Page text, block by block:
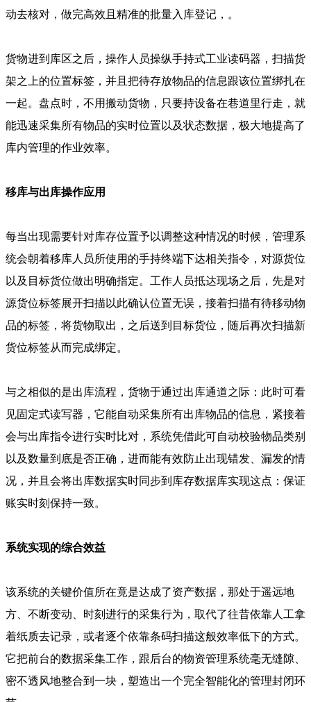
动去核对，做完高效且精准的批量入库登记，。
货物进到库区之后，操作人员操纵手持式工业读码器，扫描货
架之上的位置标签，并且把待存放物品的信息跟该位置绑扎在
一起。盘点时，不用搬动货物，只要持设备在巷道里行走，就
能迅速采集所有物品的实时位置以及状态数据，极大地提高了
库内管理的作业效率。
移库与出库操作应用
每当出现需要针对库存位置予以调整这种情况的时候，管理系
统会朝着移库人员所使用的手持终端下达相关指令，对源货位
以及目标货位做出明确指定。工作人员抵达现场之后，先是对
源货位标签展开扫描以此确认位置无误，接着扫描有待移动物
品的标签，将货物取出，之后送到目标货位，随后再次扫描新
货位标签从而完成绑定。
与之相似的是出库流程，货物于通过出库通道之际：此时可看
见固定式读写器，它能自动采集所有出库物品的信息，紧接着
会与出库指令进行实时比对，系统凭借此可自动校验物品类别
以及数量到底是否正确，进而能有效防止出现错发、漏发的情
况，并且会将出库数据实时同步到库存数据库实现这点：保证
账实时刻保持一致。
系统实现的综合效益
该系统的关键价值所在竟是达成了资产数据，那处于遥远地
方、不断变动、时刻进行的采集行为，取代了往昔依靠人工拿
着纸质去记录，或者逐个依靠条码扫描这般效率低下的方式。
它把前台的数据采集工作，跟后台的物资管理系统毫无缝隙、
密不透风地整合到一块，塑造出一个完全智能化的管理封闭环